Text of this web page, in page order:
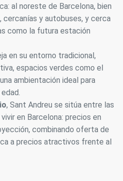
al noreste de Barcelona, bien
y autobuses, y cerca
como la futura estación
en su entorno tradicional,
espacios verdes como el
ambientación ideal para
, Sant Andreu se sitúa entre las
en Barcelona: precios en
combinando oferta de
a precios atractivos frente al